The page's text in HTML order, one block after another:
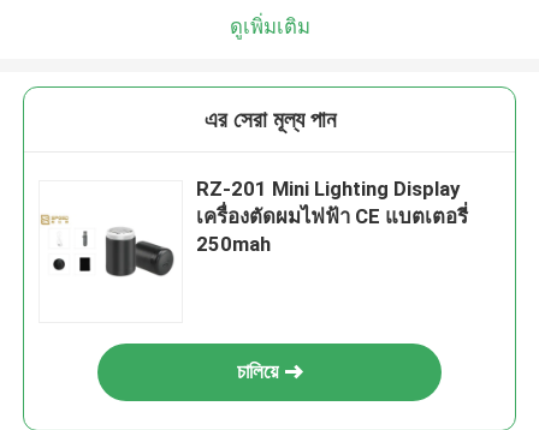
ดูเพิ่มเติม
এর সেরা মূল্য পান
RZ-201 Mini Lighting Display
เครื่องตัดผมไฟฟ้า CE แบตเตอรี่
250mah
চালিয়ে